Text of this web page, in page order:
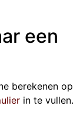
een
berekenen op
in te vullen.